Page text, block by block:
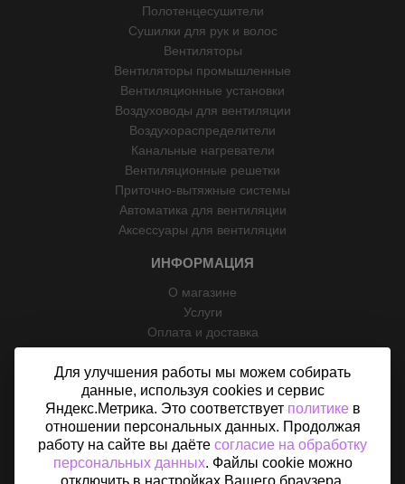
Полотенцесушители
Сушилки для рук и волос
Вентиляторы
Вентиляторы промышленные
Вентиляционные установки
Воздуховоды для вентиляции
Воздухораспределители
Канальные нагреватели
Вентиляционные решетки
Приточно-вытяжные системы
Автоматика для вентиляции
Аксессуары для вентиляции
ИНФОРМАЦИЯ
О магазине
Услуги
Оплата и доставка
Возврат
Отзывы
Контакты
Политика конфиденциальности
Согласие на обработку персональных данных
Карта сайта
Для улучшения работы мы можем собирать
данные, используя cookies и сервис
Яндекс.Метрика. Это соответствует политикев
отношении персональных данных. Продолжая
работу на сайте вы даёте согласие на обработку
персональных данных. Файлы cookie можно
отключить в настройках Вашего браузера.